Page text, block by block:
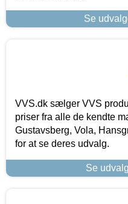
Se
VVS.dk sælger VVS
priser fra alle de kendte
Gustavsberg, Vola,
for at se deres udvalg.
Se